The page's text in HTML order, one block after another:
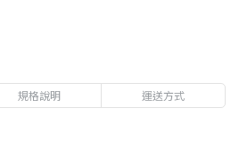
規格說明 運送方式